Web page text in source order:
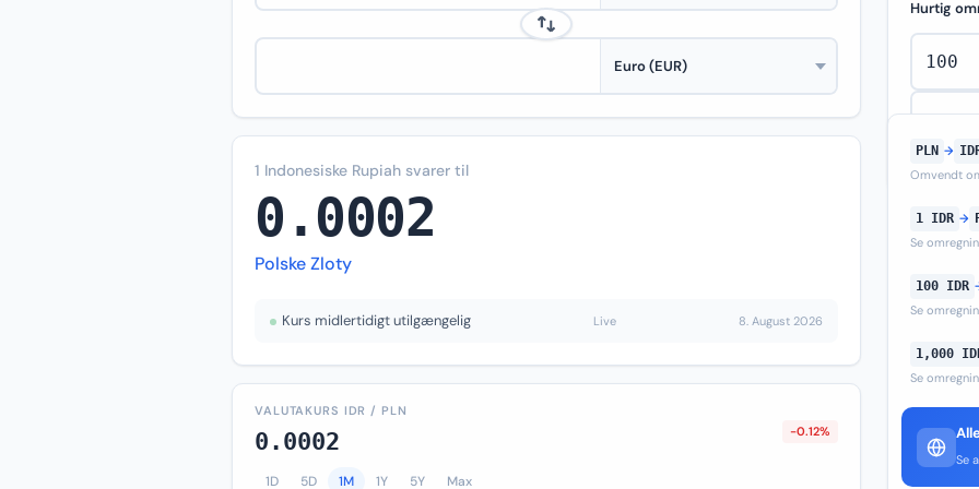
1 Indonesiske Rupiah svarer til
0.0002
Polske Zloty
Kurs midlertidigt utilgængelig Live 8. August 2026
VALUTAKURS IDR / PLN
0.0002 -0.12%
1D 5D 1M 1Y 5Y Max
Hurtig
PLN →
Omvendt
1 IDR →
Se
100 IDR
Se
1,000
Se
Se